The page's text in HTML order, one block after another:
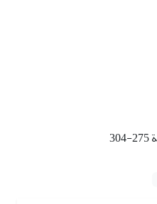
275-304